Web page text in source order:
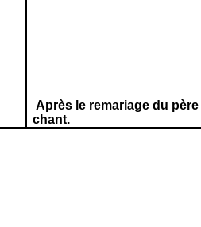
Après le remariage du
chant.